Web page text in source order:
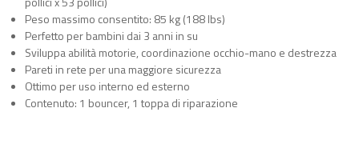
Peso massimo consentito: 85 kg (188 lbs)
Perfetto per bambini dai 3 anni in su
Sviluppa abilità motorie, coordinazione occhio-mano e destrezza
Pareti in rete per una maggiore sicurezza
Ottimo per uso interno ed esterno
Contenuto: 1 bouncer, 1 toppa di riparazione